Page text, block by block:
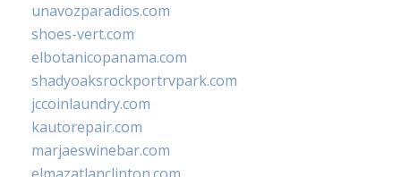
unavozparadios.com
shoes-vert.com
elbotanicopanama.com
shadyoaksrockportrvpark.com
jccoinlaundry.com
kautorepair.com
marjaeswinebar.com